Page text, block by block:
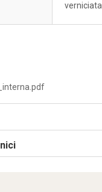
verniciata
PI_stampa.pdf